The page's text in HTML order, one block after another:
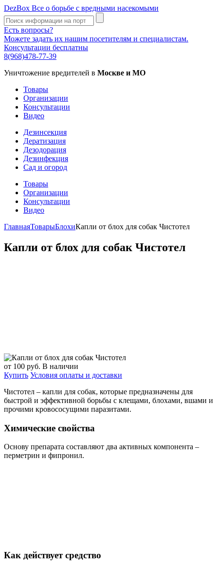
DezBox Все о борьбе с вредными насекомыми
Есть вопросы?
Можете задать их нашим посетителям и специалистам.
Консультации бесплатны
8(968)478-77-39
Уничтожение вредителей в Москве и МО
Товары
Организации
Консультации
Видео
Дезинсекция
Дератизация
Дезодорация
Дезинфекция
Сад и огород
Товары
Организации
Консультации
Видео
ГлавнаяТоварыБлохиКапли от блох для собак Чистотел
Капли от блох для собак Чистотел
от 100 руб. В наличии
Купить Условия оплаты и доставки
Чистотел – капли для собак, которые предназначены для
быстрой и эффективной борьбы с клещами, блохами, вшами и
прочими кровососущими паразитами.
Химические свойства
Основу препарата составляют два активных компонента –
перметрин и фипронил.
Как действует средство